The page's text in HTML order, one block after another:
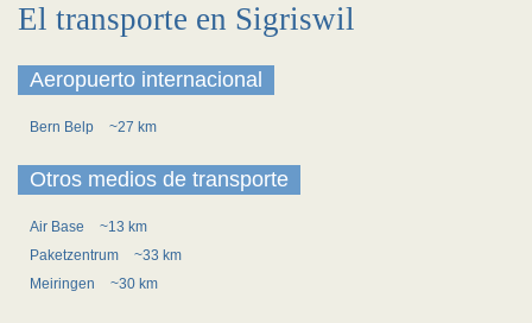
El transporte en Sigriswil
Aeropuerto internacional
Bern Belp ~27 km
Otros medios de transporte
Air Base
~13 km
Paketzentrum
~33 km
Meiringen
~30 km